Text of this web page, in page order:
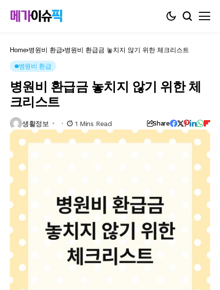
Home 병원비 환급 병원비 환급금 놓치지 않기 위한 체크리스트
병원비 환급
병원비 환급금 놓치지 않기 위한 체
크리스트
생활정보 1 Mins Read Share